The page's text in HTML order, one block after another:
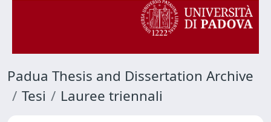
Padua Thesis and Dissertation Archive
Tesi
Lauree triennali